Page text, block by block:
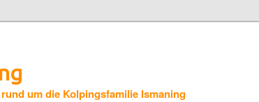
um die Kolpingsfamilie Ismaning